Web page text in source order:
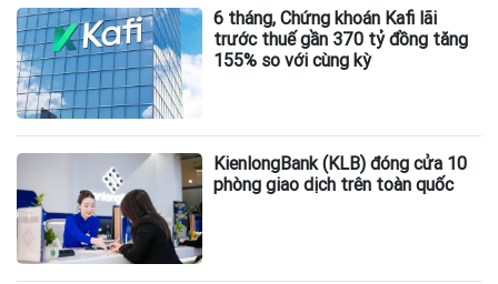
6 tháng, Chứng khoán Kafi lãi
trước thuế gần 370 tỷ đồng tăng
155% so với cùng kỳ
KienlongBank (KLB) đóng cửa 10
phòng giao dịch trên toàn quốc